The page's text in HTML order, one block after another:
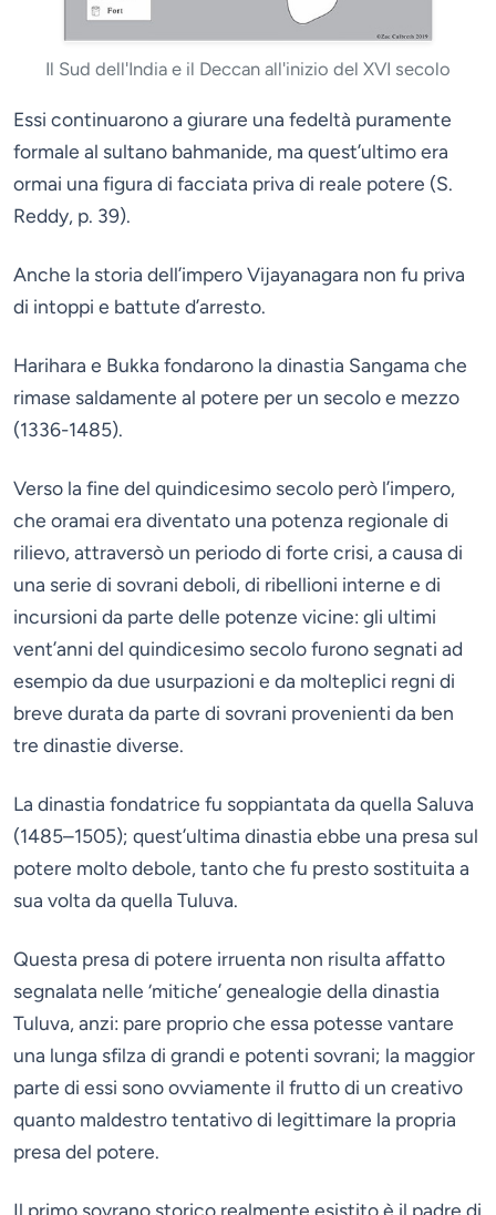
Il Sud dell'India e il Deccan all'inizio del XVI secolo
Essi continuarono a giurare una fedeltà puramente
formale al sultano bahmanide, ma quest’ultimo era
ormai una figura di facciata priva di reale potere (S.
Reddy, p. 39).
Anche la storia dell’impero Vijayanagara non fu priva
di intoppi e battute d’arresto.
Harihara e Bukka fondarono la dinastia Sangama che
rimase saldamente al potere per un secolo e mezzo
(1336-1485).
Verso la fine del quindicesimo secolo però l’impero,
che oramai era diventato una potenza regionale di
rilievo, attraversò un periodo di forte crisi, a causa di
una serie di sovrani deboli, di ribellioni interne e di
incursioni da parte delle potenze vicine: gli ultimi
vent’anni del quindicesimo secolo furono segnati ad
esempio da due usurpazioni e da molteplici regni di
breve durata da parte di sovrani provenienti da ben
tre dinastie diverse.
La dinastia fondatrice fu soppiantata da quella Saluva
(1485–1505); quest’ultima dinastia ebbe una presa sul
potere molto debole, tanto che fu presto sostituita a
sua volta da quella Tuluva.
Questa presa di potere irruenta non risulta affatto
segnalata nelle ‘mitiche’ genealogie della dinastia
Tuluva, anzi: pare proprio che essa potesse vantare
una lunga sfilza di grandi e potenti sovrani; la maggior
parte di essi sono ovviamente il frutto di un creativo
quanto maldestro tentativo di legittimare la propria
presa del potere.
Il primo sovrano storico realmente esistito è il padre di